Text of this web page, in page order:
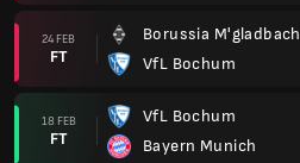
24 FEB
FT
Borussia M'gladbach
VfL Bochum
18 FEB
FT
VfL Bochum
Bayern Munich